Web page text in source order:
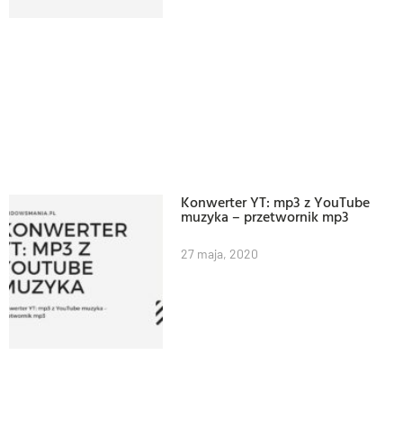
Konwerter YT: mp3 z YouTube
muzyka – przetwornik mp3
27 maja, 2020